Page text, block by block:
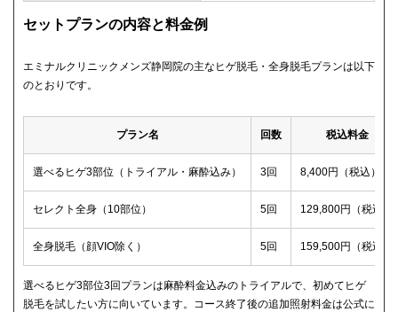
セットプランの内容と料金例
エミナルクリニックメンズ静岡院の主なヒゲ脱毛・全身脱毛プランは以下
のとおりです。
プラン名 回数 税込料金
選べるヒゲ3部位（トライアル・麻酔込み） 3回 8,400円（税込）
セレクト全身（10部位） 5回 129,800円（税込）
全身脱毛（顔VIO除く） 5回 159,500円（税込）
選べるヒゲ3部位3回プランは麻酔料金込みのトライアルで、初めてヒゲ
脱毛を試したい方に向いています。コース終了後の追加照射料金は公式に